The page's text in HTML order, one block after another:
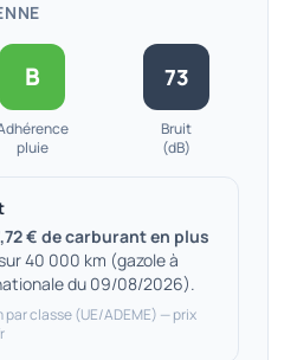
B
pluie
73
Bruit
(dB)
€ de carburant en plus
40 000 km (gazole à
du 09/08/2026).
par classe (UE/ADEME) — prix